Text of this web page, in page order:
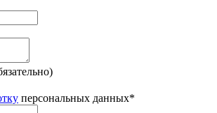
персональных данных*